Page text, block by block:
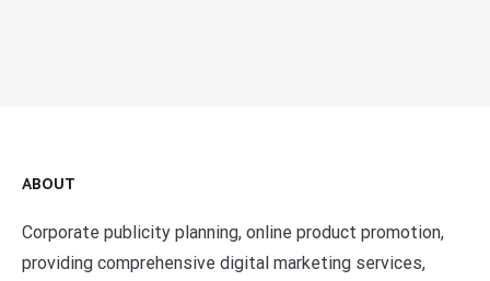
ABOUT
Corporate publicity planning, online product promotion,
providing comprehensive digital marketing services,